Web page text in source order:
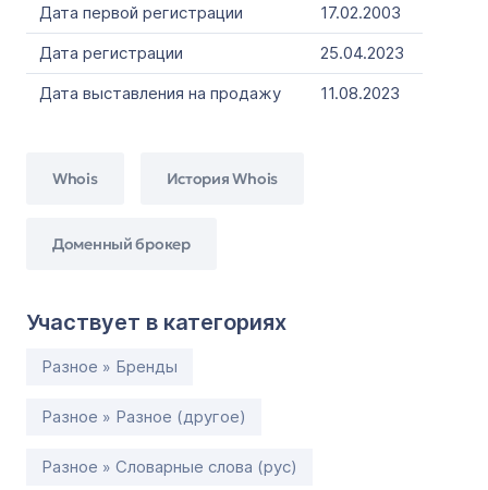
Дата первой регистрации
17.02.2003
Дата регистрации
25.04.2023
Дата выставления на продажу
11.08.2023
Whois История Whois
Доменный брокер
Участвует в категориях
Разное » Бренды
Разное » Разное (другое)
Разное » Словарные слова (рус)